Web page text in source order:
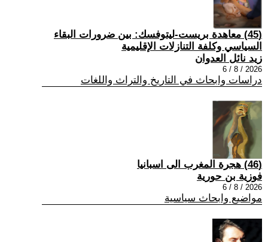
(45) معاهدة بريست-ليتوفسك: بين ضرورات البقاء
السياسي وكلفة التنازلات الإقليمية
زيد نائل العدوان
2026 / 8 / 6
دراسات وابحاث في التاريخ والتراث واللغات
(46) هجرة المغرب الى اسبانيا
فوزية بن حورية
2026 / 8 / 6
مواضيع وابحاث سياسية